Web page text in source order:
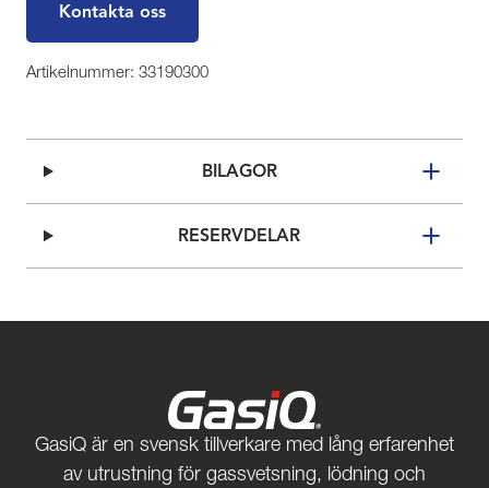
Kontakta oss
Artikelnummer: 33190300
BILAGOR
RESERVDELAR
GasiQ är en svensk tillverkare med lång erfarenhet
av utrustning för gassvetsning, lödning och